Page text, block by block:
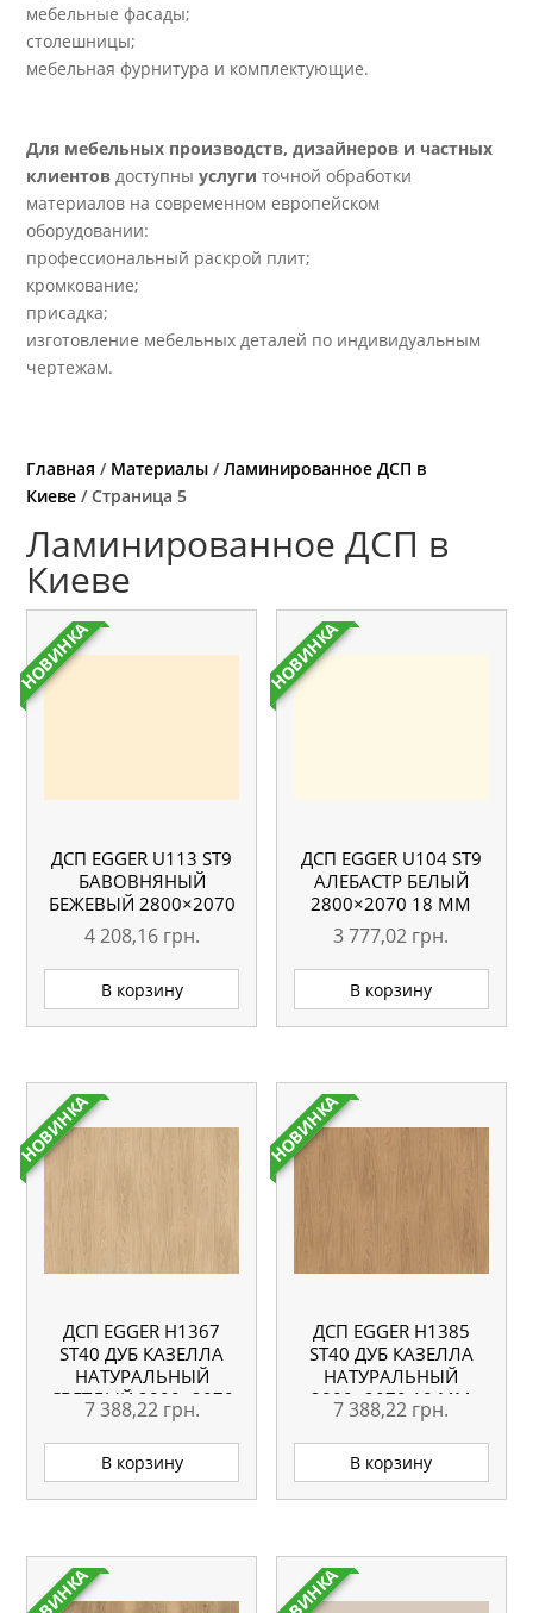
мебельные фасады;
столешницы;
мебельная фурнитура и комплектующие.
Для мебельных производств, дизайнеров и частных
клиентов доступныуслуги точной обработки
материалов на современном европейском
оборудовании:
профессиональный раскрой плит;
кромкование;
присадка;
изготовление мебельных деталей по индивидуальным
чертежам.
Главная / Материалы /Ламинированное ДСП в
Киеве / Страница 5
Ламинированное ДСП в
Киеве
НОВИНКА
ДСП EGGER U113 ST9
БАВОВНЯНЫЙ
БЕЖЕВЫЙ 2800×2070
18 ММ
4 208,16 грн.
В корзину
НОВИНКА
ДСП EGGER U104 ST9
АЛЕБАСТР БЕЛЫЙ
2800×2070 18 ММ
3 777,02 грн.
В корзину
НОВИНКА
ДСП EGGER H1367
ST40 ДУБ КАЗЕЛЛА
НАТУРАЛЬНЫЙ
СВЕТЛЫЙ 2800×2070
18 ММ
7 388,22 грн.
В корзину
НОВИНКА
ДСП EGGER H1385
ST40 ДУБ КАЗЕЛЛА
НАТУРАЛЬНЫЙ
2800×2070 18 ММ
7 388,22 грн.
В корзину